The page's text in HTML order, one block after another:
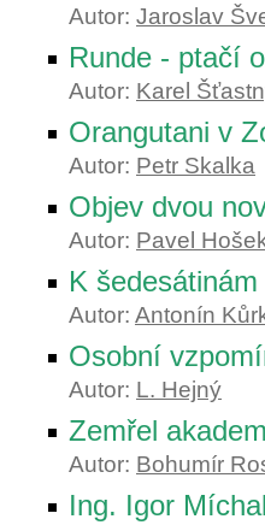
Autor: Jaroslav
Runde - ptačí
Autor: Karel
Orangutani v
Autor: Petr Skalka
Objev dvou
Autor: Pavel
K
Autor: Antonín
Osobní
Autor: L. Hejný
Zemřel
Autor: Bohumír
Ing. Igor